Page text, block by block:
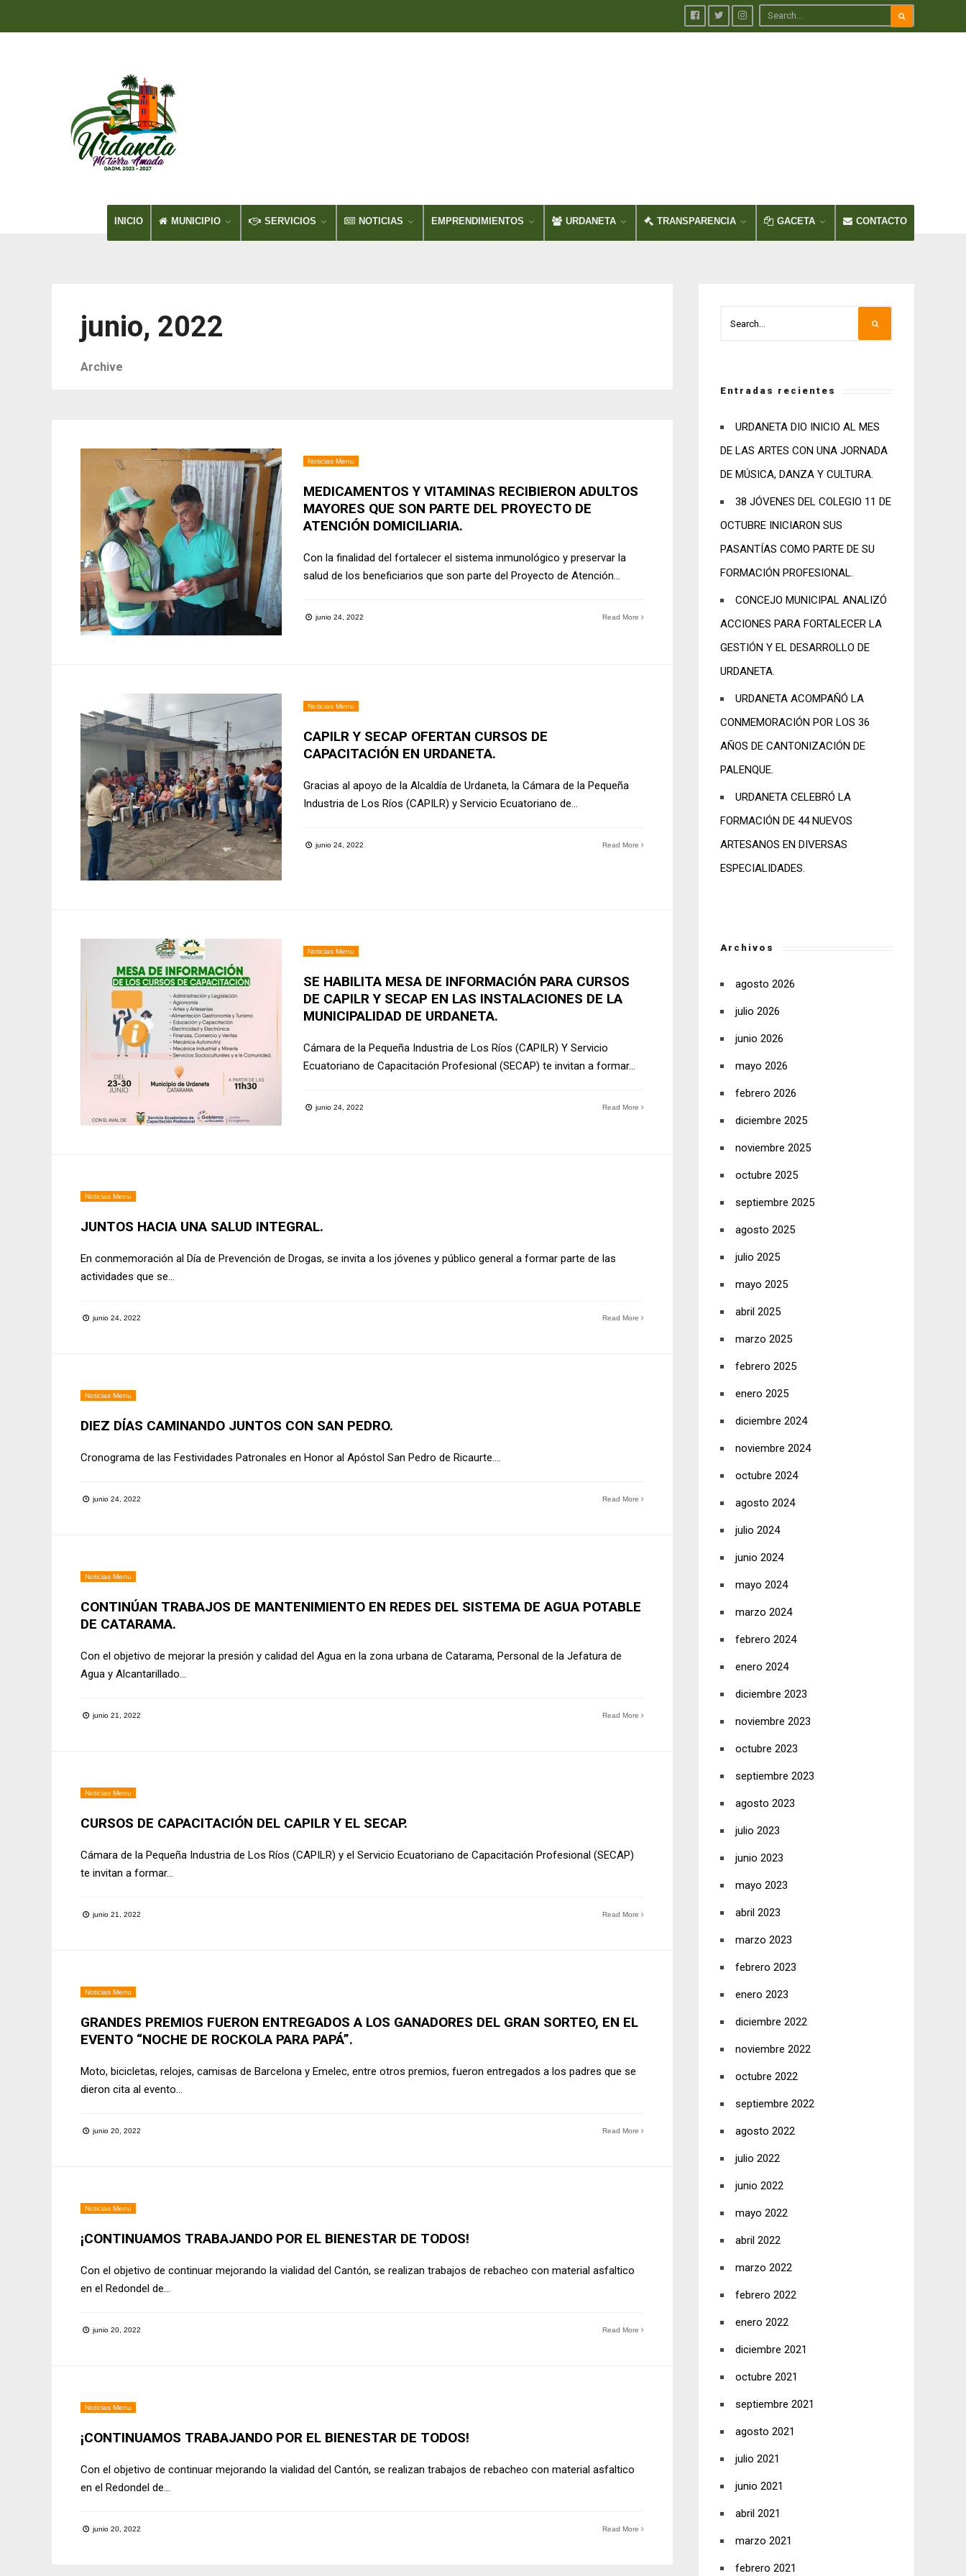
INICIO MUNICIPIO SERVICIOS NOTICIAS EMPRENDIMIENTOS URDANETA TRANSPARENCIA GACETA CONTACTO
junio, 2022
Archive
Noticias Menu
MEDICAMENTOS Y VITAMINAS RECIBIERON ADULTOS
MAYORES QUE SON PARTE DEL PROYECTO DE
ATENCIÓN DOMICILIARIA.
Con la finalidad del fortalecer el sistema inmunológico y preservar la
salud de los beneficiarios que son parte del Proyecto de Atención...
junio 24, 2022 Read More
Noticias Menu
CAPILR Y SECAP OFERTAN CURSOS DE
CAPACITACIÓN EN URDANETA.
Gracias al apoyo de la Alcaldía de Urdaneta, la Cámara de la Pequeña
Industria de Los Ríos (CAPILR) y Servicio Ecuatoriano de...
junio 24, 2022 Read More
Noticias Menu
SE HABILITA MESA DE INFORMACIÓN PARA CURSOS
DE CAPILR Y SECAP EN LAS INSTALACIONES DE LA
MUNICIPALIDAD DE URDANETA.
Cámara de la Pequeña Industria de Los Ríos (CAPILR) Y Servicio
Ecuatoriano de Capacitación Profesional (SECAP) te invitan a formar...
junio 24, 2022 Read More
Noticias Menu
JUNTOS HACIA UNA SALUD INTEGRAL.
En conmemoración al Día de Prevención de Drogas, se invita a los jóvenes y público general a formar parte de las
actividades que se...
junio 24, 2022 Read More
Noticias Menu
DIEZ DÍAS CAMINANDO JUNTOS CON SAN PEDRO.
Cronograma de las Festividades Patronales en Honor al Apóstol San Pedro de Ricaurte....
junio 24, 2022 Read More
Noticias Menu
CONTINÚAN TRABAJOS DE MANTENIMIENTO EN REDES DEL SISTEMA DE AGUA POTABLE
DE CATARAMA.
Con el objetivo de mejorar la presión y calidad del Agua en la zona urbana de Catarama, Personal de la Jefatura de
Agua y Alcantarillado...
junio 21, 2022 Read More
Noticias Menu
CURSOS DE CAPACITACIÓN DEL CAPILR Y EL SECAP.
Cámara de la Pequeña Industria de Los Ríos (CAPILR) y el Servicio Ecuatoriano de Capacitación Profesional (SECAP)
te invitan a formar...
junio 21, 2022 Read More
Noticias Menu
GRANDES PREMIOS FUERON ENTREGADOS A LOS GANADORES DEL GRAN SORTEO, EN EL
EVENTO “NOCHE DE ROCKOLA PARA PAPÁ”.
Moto, bicicletas, relojes, camisas de Barcelona y Emelec, entre otros premios, fueron entregados a los padres que se
dieron cita al evento...
junio 20, 2022 Read More
Noticias Menu
¡CONTINUAMOS TRABAJANDO POR EL BIENESTAR DE TODOS!
Con el objetivo de continuar mejorando la vialidad del Cantón, se realizan trabajos de rebacheo con material asfaltico
en el Redondel de...
junio 20, 2022 Read More
Noticias Menu
¡CONTINUAMOS TRABAJANDO POR EL BIENESTAR DE TODOS!
Con el objetivo de continuar mejorando la vialidad del Cantón, se realizan trabajos de rebacheo con material asfaltico
en el Redondel de...
junio 20, 2022 Read More
Entradas recientes
URDANETA DIO INICIO AL MES
DE LAS ARTES CON UNA JORNADA
DE MÚSICA, DANZA Y CULTURA.
38 JÓVENES DEL COLEGIO 11 DE
OCTUBRE INICIARON SUS
PASANTÍAS COMO PARTE DE SU
FORMACIÓN PROFESIONAL.
CONCEJO MUNICIPAL ANALIZÓ
ACCIONES PARA FORTALECER LA
GESTIÓN Y EL DESARROLLO DE
URDANETA.
URDANETA ACOMPAÑÓ LA
CONMEMORACIÓN POR LOS 36
AÑOS DE CANTONIZACIÓN DE
PALENQUE.
URDANETA CELEBRÓ LA
FORMACIÓN DE 44 NUEVOS
ARTESANOS EN DIVERSAS
ESPECIALIDADES.
Archivos
agosto 2026
julio 2026
junio 2026
mayo 2026
febrero 2026
diciembre 2025
noviembre 2025
octubre 2025
septiembre 2025
agosto 2025
julio 2025
mayo 2025
abril 2025
marzo 2025
febrero 2025
enero 2025
diciembre 2024
noviembre 2024
octubre 2024
agosto 2024
julio 2024
junio 2024
mayo 2024
marzo 2024
febrero 2024
enero 2024
diciembre 2023
noviembre 2023
octubre 2023
septiembre 2023
agosto 2023
julio 2023
junio 2023
mayo 2023
abril 2023
marzo 2023
febrero 2023
enero 2023
diciembre 2022
noviembre 2022
octubre 2022
septiembre 2022
agosto 2022
julio 2022
junio 2022
mayo 2022
abril 2022
marzo 2022
febrero 2022
enero 2022
diciembre 2021
octubre 2021
septiembre 2021
agosto 2021
julio 2021
junio 2021
abril 2021
marzo 2021
febrero 2021